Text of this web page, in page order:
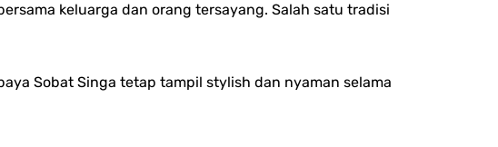
keluarga dan orang tersayang. Salah satu tradisi
Sobat Singa tetap tampil stylish dan nyaman selama